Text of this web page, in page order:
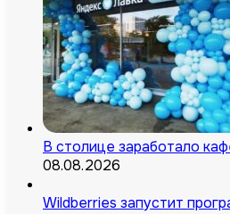
В столице заработало
08.08.2026
Wildberries запустит